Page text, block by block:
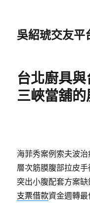
吳紹琥交友平
台北廚具
三峽當舖
海菲秀案例索夫波
層次筋膜腹部拉皮
突出小腹配套方案
支票借款資金週轉